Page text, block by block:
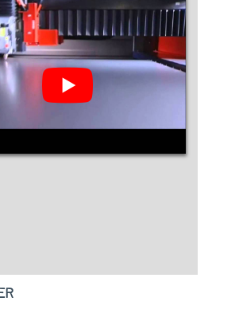
onde garantem uma entrega de
ponta a ponta.